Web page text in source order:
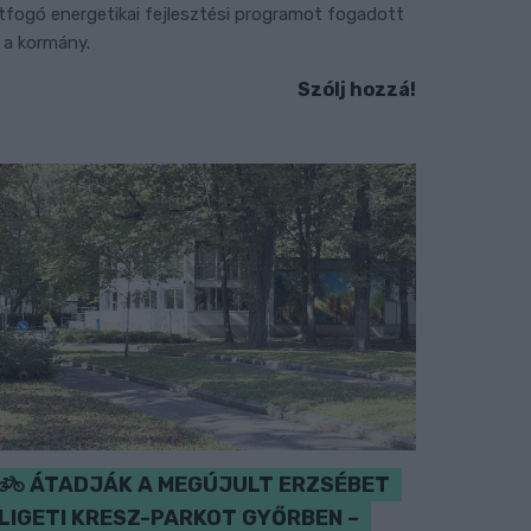
energetikai fejlesztési programot fogadott
a kormány.
Szólj hozzá!
ÁTADJÁK A MEGÚJULT ERZSÉBET
KRESZ-PARKOT GYŐRBEN –